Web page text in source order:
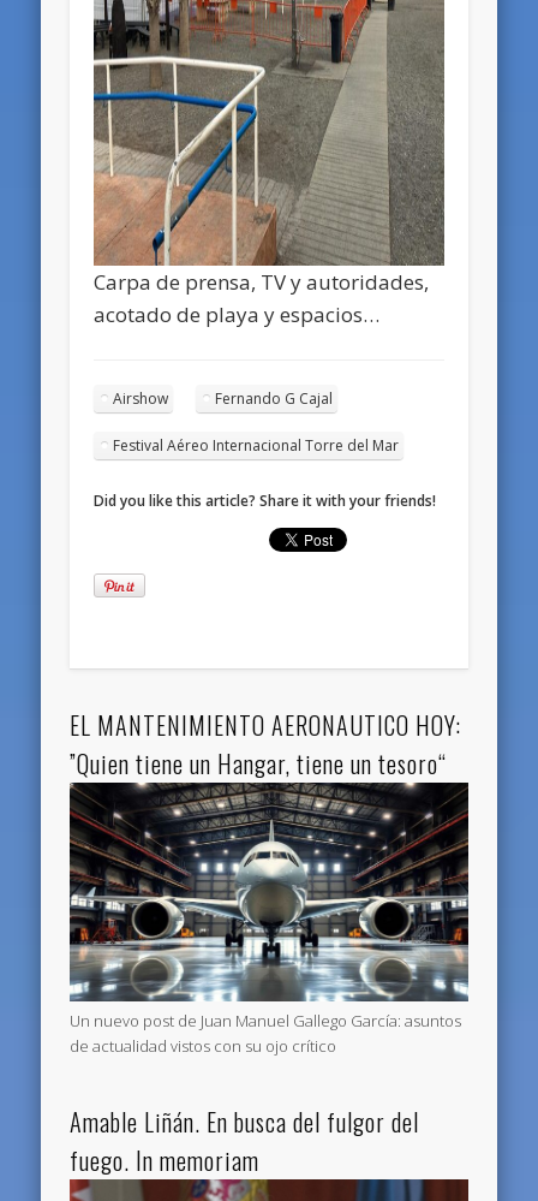
Carpa de prensa, TV y autoridades,
acotado de playa y espacios…
Airshow Fernando G Cajal
Festival Aéreo Internacional Torre del Mar
Did you like this article? Share it with your friends!
EL MANTENIMIENTO AERONAUTICO HOY:
”Quien tiene un Hangar, tiene un tesoro“
Un nuevo post de Juan Manuel Gallego García: asuntos
de actualidad vistos con su ojo crítico
Amable Liñán. En busca del fulgor del
fuego. In memoriam